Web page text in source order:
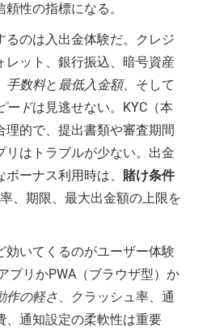
性の指標になる。
るのは入出金体験だ。クレジ
レット、銀行振込、暗号資産
手数料と最低入金額、そして
ードは見逃せない。KYC（本
理的で、提出書類や審査期間
リはトラブルが少ない。出金
ーナス利用時は、 賭け条件
、期限、最大出金額の上限を
効いてくるのがユーザー体験
プリかPWA（ブラウザ型）か
作の軽さ、クラッシュ率、通
、通知設定の柔軟性は重要